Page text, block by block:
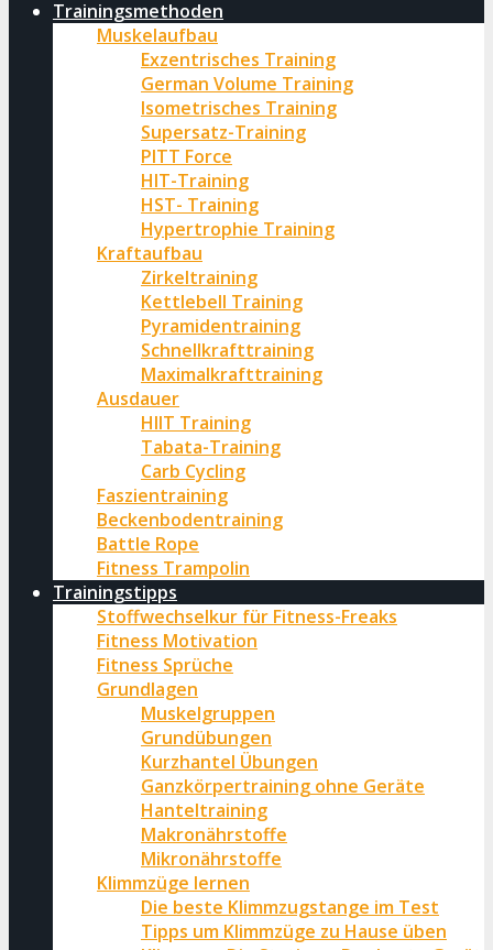
Trainingsmethoden
Muskelaufbau
Exzentrisches Training
German Volume Training
Isometrisches Training
Supersatz-Training
PITT Force
HIT-Training
HST- Training
Hypertrophie Training
Kraftaufbau
Zirkeltraining
Kettlebell Training
Pyramidentraining
Schnellkrafttraining
Maximalkrafttraining
Ausdauer
HIIT Training
Tabata-Training
Carb Cycling
Faszientraining
Beckenbodentraining
Battle Rope
Fitness Trampolin
Trainingstipps
Stoffwechselkur für Fitness-Freaks
Fitness Motivation
Fitness Sprüche
Grundlagen
Muskelgruppen
Grundübungen
Kurzhantel Übungen
Ganzkörpertraining ohne Geräte
Hanteltraining
Makronährstoffe
Mikronährstoffe
Klimmzüge lernen
Die beste Klimmzugstange im Test
Tipps um Klimmzüge zu Hause üben